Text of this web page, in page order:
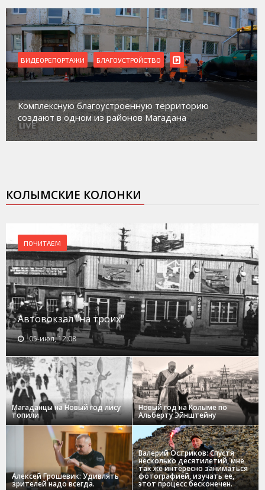
территорию
Магадана
ВИДЕОРЕПОРТАЖИ
Магадан
работе с
социального риска
КОЛЫМСКИЕ КОЛОНКИ
ПОЧИТАЕМ
Автовокзал "на троих"
05-июл, 12:08
Магаданцы на Новый год лису
топили
Новый год на Колыме по
Альберту Эйнштейну
Алексей Грошевик: Удивлять
зрителей надо всегда.
Валерий Остриков: Спустя
несколько десятилетий, мне
так же интересно заниматься
фотографией, изучать ее,
этот процесс бесконечен.